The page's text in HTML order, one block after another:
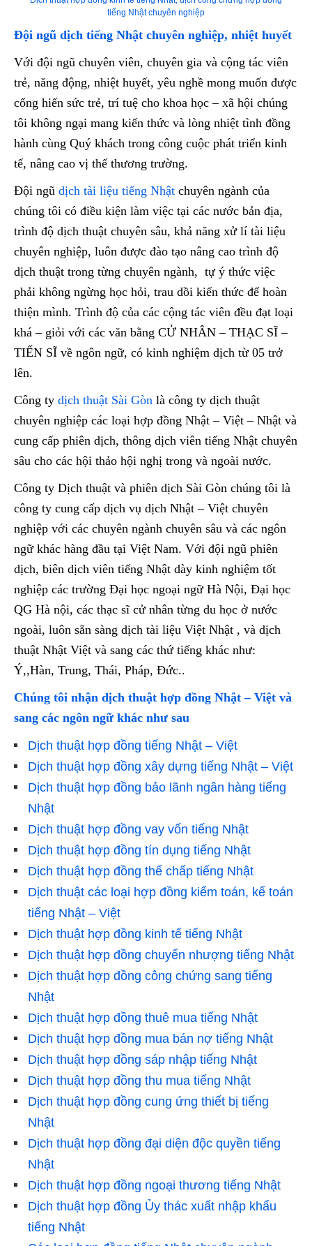
tiếng Nhật chuyên nghiệp
Đội ngũ dịch tiếng Nhật chuyên nghiệp, nhiệt huyết
Với đội ngũ chuyên viên, chuyên gia và cộng tác viên
trẻ, năng động, nhiệt huyết, yêu nghề mong muốn được
cống hiến sức trẻ, trí tuệ cho khoa học – xã hội chúng
tôi không ngại mang kiến thức và lòng nhiệt tình đồng
hành cùng Quý khách trong công cuộc phát triển kinh
tế, nâng cao vị thế thương trường.
Đội ngũ dịch tài liệu tiếng Nhật chuyên ngành của
chúng tôi có điều kiện làm việc tại các nước bản địa,
trình độ dịch thuật chuyên sâu, khả năng xử lí tài liệu
chuyên nghiệp, luôn được đào tạo nâng cao trình độ
dịch thuật trong từng chuyên ngành, tự ý thức việc
phải không ngừng học hỏi, trau dồi kiến thức để hoàn
thiện mình. Trình độ của các cộng tác viên đều đạt loại
khá – giỏi với các văn bằng CỬ NHÂN – THẠC SĨ –
TIẾN SĨ về ngôn ngữ, có kinh nghiệm dịch từ 05 trở
lên.
Công ty dịch thuật Sài Gòn là công ty dịch thuật
chuyên nghiệp các loại hợp đồng Nhật – Việt – Nhật và
cung cấp phiên dịch, thông dịch viên tiếng Nhật chuyên
sâu cho các hội thảo hội nghị trong và ngoài nước.
Công ty Dịch thuật và phiên dịch Sài Gòn chúng tôi là
công ty cung cấp dịch vụ dịch Nhật – Việt chuyên
nghiệp với các chuyên ngành chuyên sâu và các ngôn
ngữ khác hàng đầu tại Việt Nam. Với đội ngũ phiên
dịch, biên dịch viên tiếng Nhật dày kinh nghiệm tốt
nghiệp các trường Đại học ngoại ngữ Hà Nội, Đại học
QG Hà nội, các thạc sĩ cử nhân từng du học ở nước
ngoài, luôn sẵn sàng dịch tài liệu Việt Nhật , và dịch
thuật Nhật Việt và sang các thứ tiếng khác như:
Ý,,Hàn, Trung, Thái, Pháp, Đức..
Chúng tôi nhận dịch thuật hợp đồng Nhật – Việt và
sang các ngôn ngữ khác như sau
Dịch thuật hợp đồng tiếng Nhật – Việt
Dịch thuật hợp đồng xây dựng tiếng Nhật – Việt
Dịch thuật hợp đồng bảo lãnh ngân hàng tiếng
Nhật
Dịch thuật hợp đồng vay vốn tiếng Nhật
Dịch thuật hợp đồng tín dụng tiếng Nhật
Dịch thuật hợp đồng thế chấp tiếng Nhật
Dịch thuật các loại hợp đồng kiểm toán, kế toán
tiếng Nhật – Việt
Dịch thuật hợp đồng kinh tế tiếng Nhật
Dịch thuật hợp đồng chuyển nhượng tiếng Nhật
Dịch thuật hợp đồng công chứng sang tiếng
Nhật
Dịch thuật hợp đồng thuê mua tiếng Nhật
Dịch thuật hợp đồng mua bán nợ tiếng Nhật
Dịch thuật hợp đồng sáp nhập tiếng Nhật
Dịch thuật hợp đồng thu mua tiếng Nhật
Dịch thuật hợp đồng cung ứng thiết bị tiếng
Nhật
Dịch thuật hợp đồng đại diện độc quyền tiếng
Nhật
Dịch thuật hợp đồng ngoại thương tiếng Nhật
Dịch thuật hợp đồng Ủy thác xuất nhập khẩu
tiếng Nhật